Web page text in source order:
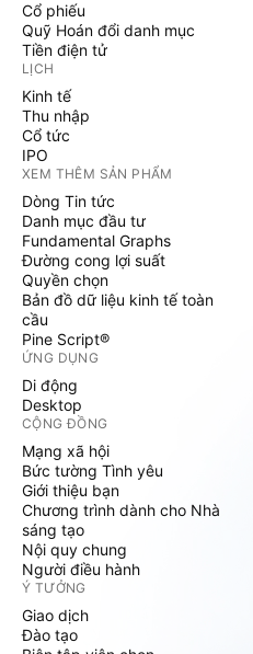
Cổ phiếu
Quỹ Hoán đổi danh mục
Tiền điện tử
LỊCH
Kinh tế
Thu nhập
Cổ tức
IPO
XEM THÊM SẢN PHẨM
Dòng Tin tức
Danh mục đầu tư
Fundamental Graphs
Đường cong lợi suất
Quyền chọn
Bản đồ dữ liệu kinh tế toàn
cầu
Pine Script®
ỨNG DỤNG
Di động
Desktop
CỘNG ĐỒNG
Mạng xã hội
Bức tường Tình yêu
Giới thiệu bạn
Chương trình dành cho Nhà
sáng tạo
Nội quy chung
Người điều hành
Ý TƯỞNG
Giao dịch
Đào tạo